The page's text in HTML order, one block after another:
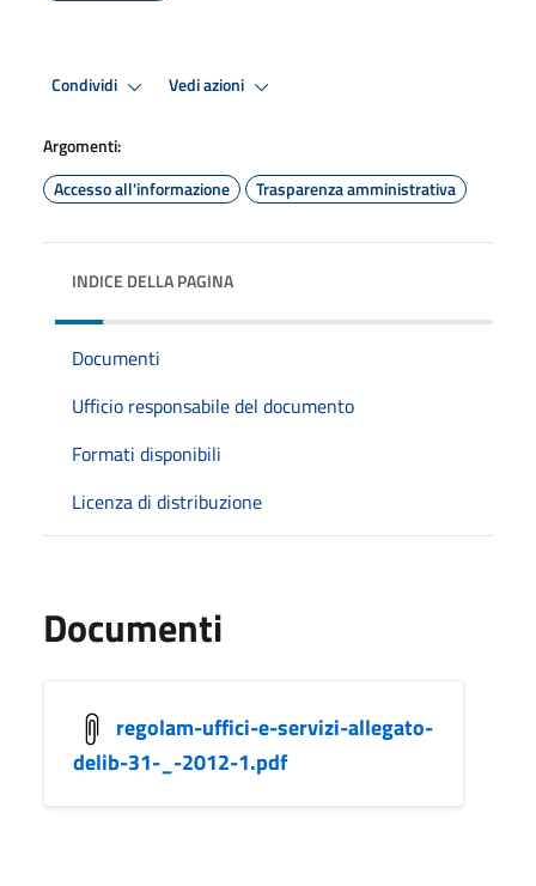
Condividi Vedi azioni
Argomenti:
Accesso all'informazione
Trasparenza amministrativa
INDICE DELLA PAGINA
Documenti
Ufficio responsabile del documento
Formati disponibili
Licenza di distribuzione
Documenti
regolam-uffici-e-servizi-allegato-
delib-31-_-2012-1.pdf